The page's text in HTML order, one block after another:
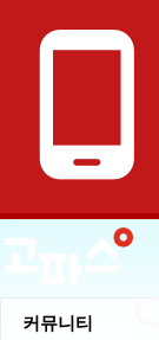
phone_android
커뮤니티